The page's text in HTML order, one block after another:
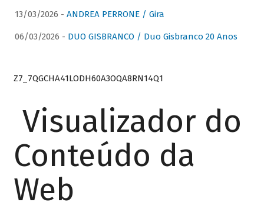
13/03/2026 - ANDREA PERRONE / Gira
06/03/2026 - DUO GISBRANCO / Duo Gisbranco 20 Anos
Z7_7QGCHA41LODH60A3OQA8RN14Q1
Visualizador do
Conteúdo da
Web